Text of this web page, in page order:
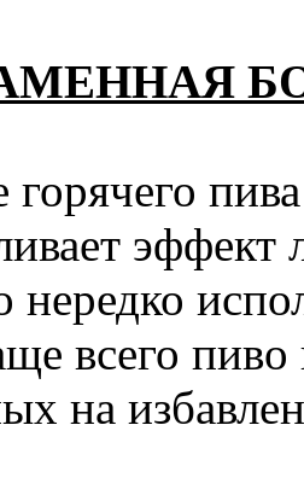
горячего
эффект
нередко
всего пиво
на